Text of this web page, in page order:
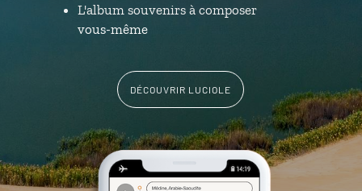
L'album souvenirs à composer
vous-même
DÉCOUVRIR LUCIOLE